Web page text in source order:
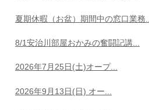
夏期休暇（お盆）期間中の窓口業務...
8/1安治川部屋おかみの奮闘記講...
2026年7月25日(土)オープ...
2026年9月13日(日) オー...